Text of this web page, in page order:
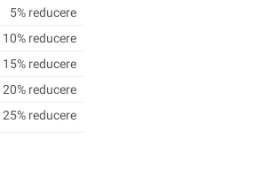
5% reducere
10% reducere
15% reducere
20% reducere
25% reducere